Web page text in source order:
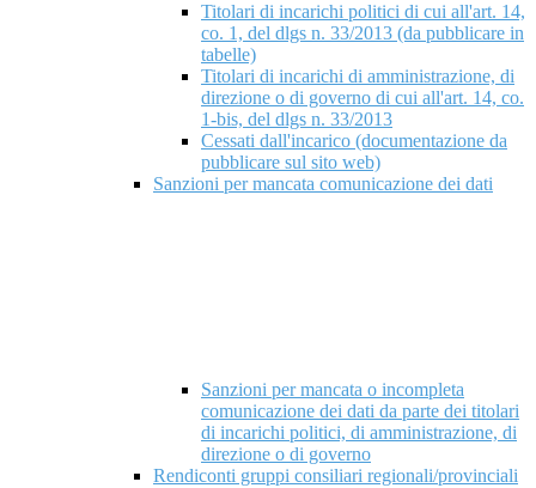
Titolari di incarichi politici di cui all'art. 14,
co. 1, del dlgs n. 33/2013 (da pubblicare in
tabelle)
Titolari di incarichi di amministrazione, di
direzione o di governo di cui all'art. 14, co.
1-bis, del dlgs n. 33/2013
Cessati dall'incarico (documentazione da
pubblicare sul sito web)
Sanzioni per mancata comunicazione dei dati
Sanzioni per mancata o incompleta
comunicazione dei dati da parte dei titolari
di incarichi politici, di amministrazione, di
direzione o di governo
Rendiconti gruppi consiliari regionali/provinciali